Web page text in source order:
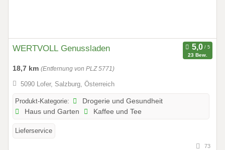
WERTVOLL Genussladen
23 Bew.
18,7 km (Entfernung von PLZ 5771)
5090 Lofer, Salzburg, Österreich
Produkt-Kategorie:
Drogerie und Gesundheit
Haus und Garten
Kaffee und Tee
Lieferservice
73